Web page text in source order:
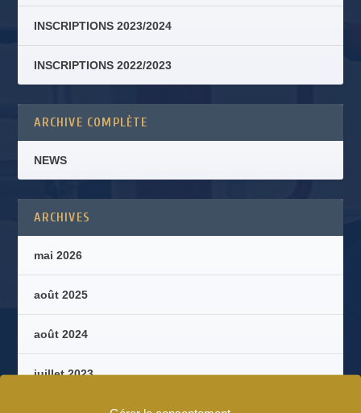
INSCRIPTIONS 2023/2024
INSCRIPTIONS 2022/2023
ARCHIVE COMPLÈTE
NEWS
ARCHIVES
mai 2026
août 2025
août 2024
juillet 2023